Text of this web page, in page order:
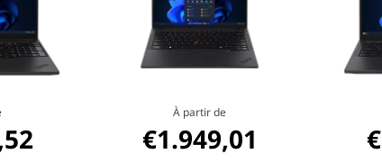
À partir de
€1.949,01